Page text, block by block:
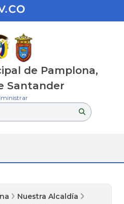
de Pamplona,
Santander
Nuestra Alcaldía